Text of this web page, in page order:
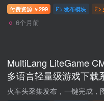
付费资源 ￥299 发布模块
6个月前
MultiLang LiteGame
多语言轻量级游戏下载
布接口